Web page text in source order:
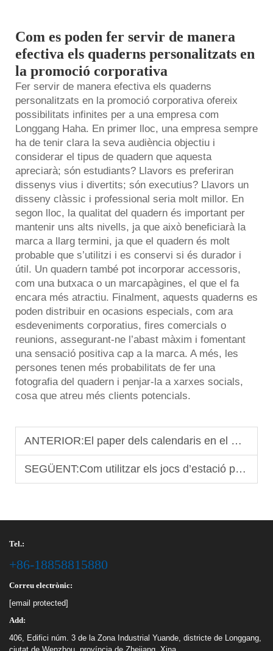
Com es poden fer servir de manera
efectiva els quaderns personalitzats en
la promoció corporativa
Fer servir de manera efectiva els quaderns
personalitzats en la promoció corporativa ofereix
possibilitats infinites per a una empresa com
Longgang Haha. En primer lloc, una empresa sempre
ha de tenir clara la seva audiència objectiu i
considerar el tipus de quadern que aquesta
apreciarà; són estudiants? Llavors es preferiran
dissenys vius i divertits; són executius? Llavors un
disseny clàssic i professional seria molt millor. En
segon lloc, la qualitat del quadern és important per
mantenir uns alts nivells, ja que això beneficiarà la
marca a llarg termini, ja que el quadern és molt
probable que s’utilitzi i es conservi si és durador i
útil. Un quadern també pot incorporar accessoris,
com una butxaca o un marcapàgines, el que el fa
encara més atractiu. Finalment, aquests quaderns es
poden distribuir en ocasions especials, com ara
esdeveniments corporatius, fires comercials o
reunions, assegurant-ne l’abast màxim i fomentant
una sensació positiva cap a la marca. A més, les
persones tenen més probabilitats de fer una
fotografia del quadern i penjar-la a xarxes socials,
cosa que atreu més clients potencials.
ANTERIOR:El paper dels calendaris en el màrqueting de marca i la retenció de clients
SEGÜENT:Com utilitzar els jocs d’estació per impulsar les vostres vendes B2B
Tel.:
+86-18858815880
Correu electrònic:
[email protected]
Add:
406, Edifici núm. 3 de la Zona Industrial Yuande, districte de Longgang,
ciutat de Wenzhou, província de Zhejiang, Xina